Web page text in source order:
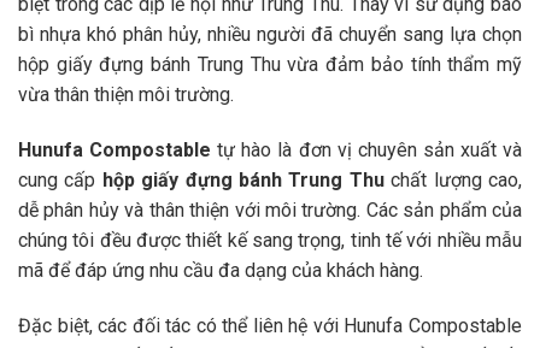
biệt trong các dịp lễ hội như Trung Thu. Thay vì sử dụng bao
bì nhựa khó phân hủy, nhiều người đã chuyển sang lựa chọn
hộp giấy đựng bánh Trung Thu vừa đảm bảo tính thẩm mỹ
vừa thân thiện môi trường.
Hunufa Compostable tự hào là đơn vị chuyên sản xuất và
cung cấp hộp giấy đựng bánh Trung Thuchất lượng cao,
dễ phân hủy và thân thiện với môi trường. Các sản phẩm của
chúng tôi đều được thiết kế sang trọng, tinh tế với nhiều mẫu
mã để đáp ứng nhu cầu đa dạng của khách hàng.
Đặc biệt, các đối tác có thể liên hệ với Hunufa Compostable